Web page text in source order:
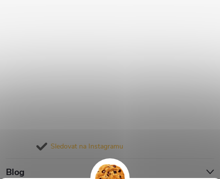
Sledovat na Instagramu
Blog